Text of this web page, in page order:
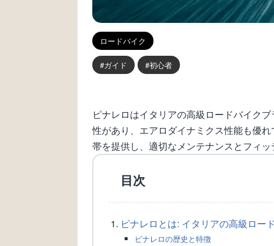
ロードバイク
ガイド 初心者
ピナレロはイタリアの高級ロードバイク
性があり、エアロダイナミクス性能も優
帯を提供し、適切なメンテナンスとフィッ
目次
ピナレロとは: イタリアの高級ロー
ピナレロの歴史と特徴